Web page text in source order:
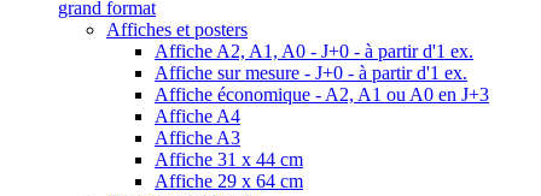
grand format
Affiches et posters
Affiche A2, A1, A0 - J+0 - à partir d'1 ex.
Affiche sur mesure - J+0 - à partir d'1 ex.
Affiche économique - A2, A1 ou A0 en J+3
Affiche A4
Affiche A3
Affiche 31 x 44 cm
Affiche 29 x 64 cm